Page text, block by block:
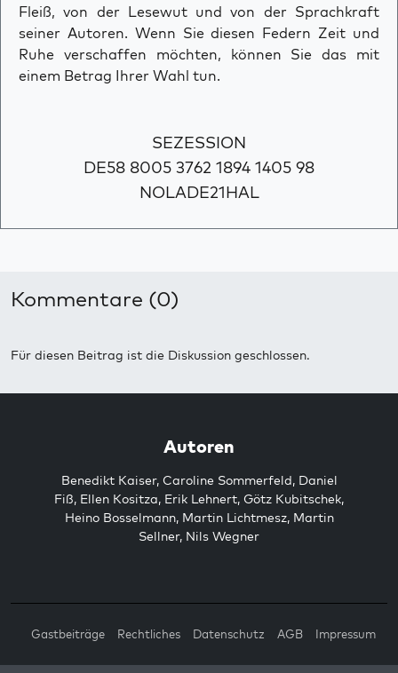
Fleiß, von der Lesewut und von der Sprachkraft
seiner Autoren. Wenn Sie diesen Federn Zeit und
Ruhe verschaffen möchten, können Sie das mit
einem Betrag Ihrer Wahl tun.
SEZESSION
DE58 8005 3762 1894 1405 98
NOLADE21HAL
Kommentare (0)
Für diesen Beitrag ist die Diskussion geschlossen.
Autoren
Benedikt Kaiser, Caroline Sommerfeld, Daniel
Fiß, Ellen Kositza, Erik Lehnert, Götz Kubitschek,
Heino Bosselmann, Martin Lichtmesz, Martin
Sellner, Nils Wegner
Gastbeiträge Rechtliches Datenschutz AGB Impressum